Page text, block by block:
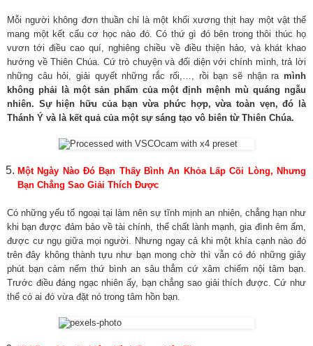
Mỗi người không đơn thuần chỉ là một khối xương thịt hay một vật thể
mang một kết cấu cơ học nào đó. Có thứ gì đó bên trong thôi thúc họ
vươn tới điều cao quí, nghiêng chiều về điều thiện hảo, và khát khao
hướng về Thiên Chúa. Cứ trò chuyện và đối diện với chính mình, trả lời
những câu hỏi, giải quyết những rắc rối,…, rồi bạn sẽ nhận ra mình
không phải là một sản phẩm của một định mệnh mù quáng ngẫu
nhiên. Sự hiện hữu của bạn vừa phức hợp, vừa toàn vẹn, đó là
Thánh Ý và là kết quả của một sự sáng tạo vô biên từ Thiên Chúa.
Một Ngày Nào Đó Bạn Thấy Bình An Khỏa Lấp Cõi Lòng, Nhưng
Bạn Chẳng Sao Giải Thích Được
Có những yếu tố ngoại tại làm nên sự tĩnh mịnh an nhiên, chẳng hạn như
khi bạn được đảm bảo về tài chính, thể chất lành mạnh, gia đình êm ấm,
được cư ngụ giữa mọi người. Nhưng ngay cả khi một khía cạnh nào đó
trên đây không thành tựu như bạn mong chờ thì vẫn có đó những giây
phút bạn cảm nếm thứ bình an sâu thẳm cứ xâm chiếm nội tâm bạn.
Trước điều đáng ngạc nhiên ấy, bạn chẳng sao giải thích được. Cứ như
thể có ai đó vừa đặt nó trong tâm hồn bạn.